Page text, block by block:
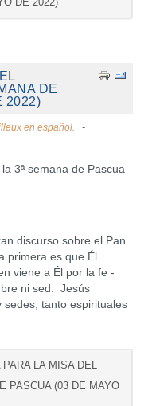
DE
2022)
en español.
3ª semana de Pascua
sobre el Pan
primera es que Él
viene a Él por la fe -
ni sed. Jesús
tanto espirituales
LA MISA DEL
PASCUA (03 DE MAYO